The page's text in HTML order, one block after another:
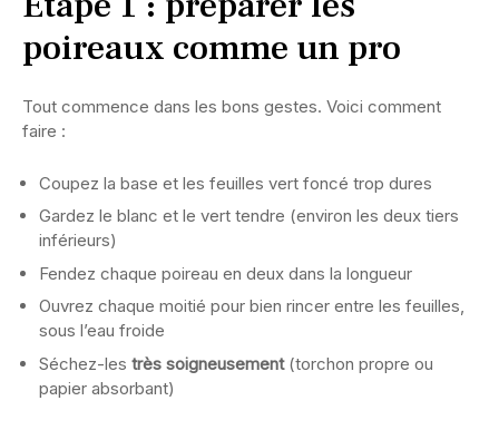
poireaux comme un pro
Tout commence dans les bons gestes. Voici comment
faire :
Coupez la base et les feuilles vert foncé trop dures
Gardez le blanc et le vert tendre (environ les deux tiers
inférieurs)
Fendez chaque poireau en deux dans la longueur
Ouvrez chaque moitié pour bien rincer entre les feuilles,
sous l’eau froide
Séchez-les très soigneusement(torchon propre ou
papier absorbant)